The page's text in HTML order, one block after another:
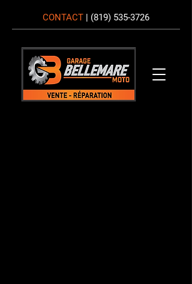
CONTACT | (819) 535-3726